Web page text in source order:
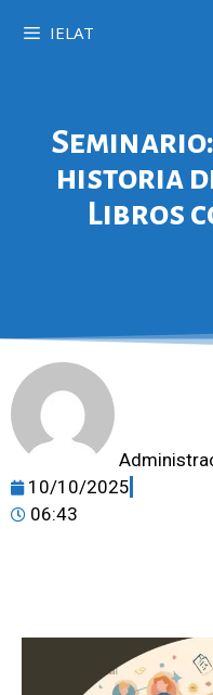
IELAT
historia
Libros
10/10/2025
06:43